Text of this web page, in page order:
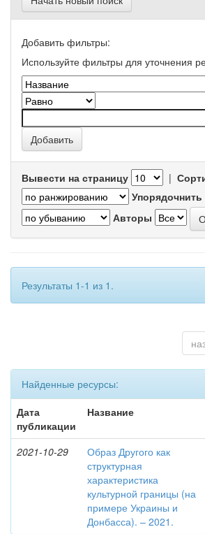
Добавить фильтры:
Используйте фильтры для уточнения
Вывести на страницу |
Упорядочнить
Авторы
Результаты 1-1 из 1.
Найденные ресурсы:
Дата
публикации
Название
2021-10-29
Образ Другого как
структурная
характеристика
культурной границы (на
примере Украины и
Донбасса). – 2021.